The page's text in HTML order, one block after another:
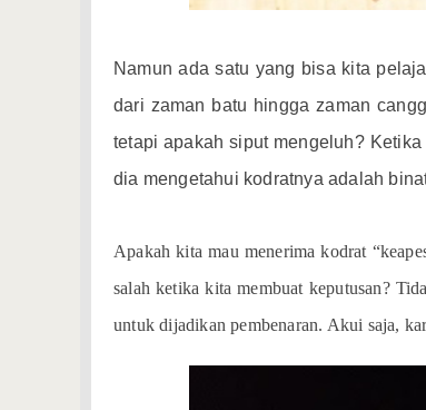
Namun ada satu yang bisa kita
dari zaman batu hingga zaman
tetapi apakah siput mengeluh?
dia mengetahui kodratnya adalah
Apakah kita mau menerima kodrat
salah ketika kita membuat keputusan?
untuk dijadikan pembenaran. Akui saja,